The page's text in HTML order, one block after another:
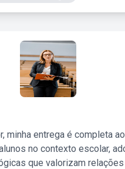
minha entrega é completa ao
no contexto escolar,
que valorizam relações